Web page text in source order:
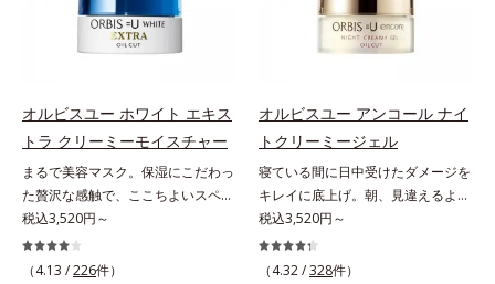
などが現れている状態である「透明
感のなさ」が、大人の肌印象に大き
な影響を与えていることがわかりま
シリーズは美容成分(*7)として
「G.D.F.アクティベーター(*8)」を
配合。そして、従来から配合してい
る美白(*1)有効成分「トラネキサム
酸」を配合しました。さらに、シリ
ーズ共通の美容成分「GLルートブ
ースター(*9)」を配合することで、
肌のふっくら感や透明感を叶えま
リートメントクリーム」は、1品
で、化粧水、クリーム、シワ改善・
美白(*1)美容液、乳液・保湿液、ネ
担い、複合的にアプローチ。Wナイ
アシン(*4)によるシワ改善・シミ予
防に加え、複合成分コラーゲンコン
プレックスSPが肌のハリを徹底サポ
ート。肌なじみのよいクリーム構造
で角層まで保湿成分が浸透し、うる
おいをギュッと閉じ込めます。洗顔
の後、これ1品だけでマルチにケ
オルビスユー ホワイト エキス
トラ クリーミーモイスチャー
まるで美容マスク。保湿にこだわっ
た贅沢な感触で、ここちよいスペシ
ャルケアを。若々しく透明感のある
美肌を構成する要素と、年齢肌(*1)
のメラニン生成にアプローチして、
税込3,520円～
（4.13 /226件）
オルビスユー アンコール ナイ
トクリーミージェル
寝ている間に日中受けたダメージを
キレイに底上げ。朝、見違えるよう
なハリ感に。諦めかけていたハリ不
足、うるおい低下に先端科学ケア
(*1)でアプローチするエイジングケ
税込3,520円～
（4.32 /328件）